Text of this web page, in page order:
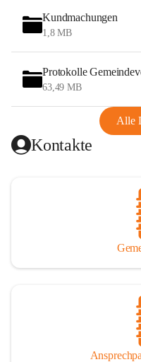
Kundmachungen
1,8 MB
Protokolle
63,49 MB
Alle
Kontakte